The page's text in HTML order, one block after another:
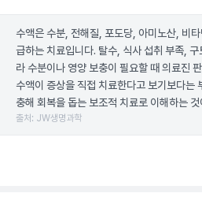
수액은 수분, 전해질, 포도당, 아미노산, 비
급하는 치료입니다. 탈수, 식사 섭취 부족,
라 수분이나 영양 보충이 필요할 때 의료진
수액이 증상을 직접 치료한다고 보기보다는
충해 회복을 돕는 보조적 치료로 이해하는
출처: JW생명과학